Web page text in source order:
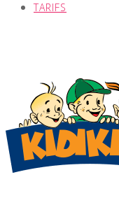
TARIFS